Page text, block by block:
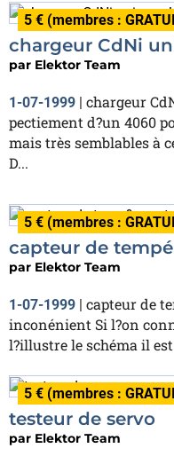
5 € (membres :
chargeur CdNi
par Elektor Team
1-07-1999 | chargeur
pectiement d?un 4060
mais très semblables à
D...
5 € (membres :
capteur de
par Elektor Team
1-07-1999 | capteur de
inconénient Si l?on
l?illustre le schéma il est
5 € (membres :
testeur de servo
par Elektor Team